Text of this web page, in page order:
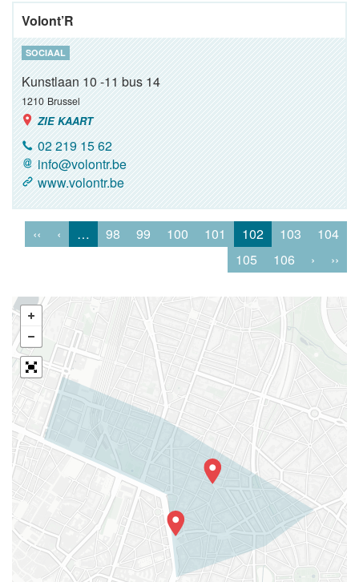
Volont’R
SOCIAAL
Kunstlaan 10 -11 bus 14
1210 Brussel
ZIE KAART
02 219 15 62
info@volontr.be
www.volontr.be
‹‹ ‹ … 98 99 100 101 102 103
104
105
106 › ››